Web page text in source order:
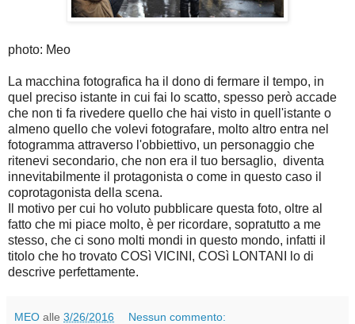
photo: Meo
La macchina fotografica ha il dono di fermare il tempo, in
quel preciso istante in cui fai lo scatto, spesso però accade
che non ti fa rivedere quello che hai visto in quell'istante o
almeno quello che volevi fotografare, molto altro entra nel
fotogramma attraverso l'obbiettivo, un personaggio che
ritenevi secondario, che non era il tuo bersaglio, diventa
innevitabilmente il protagonista o come in questo caso il
coprotagonista della scena.
Il motivo per cui ho voluto pubblicare questa foto, oltre al
fatto che mi piace molto, è per ricordare, sopratutto a me
stesso, che ci sono molti mondi in questo mondo, infatti il
titolo che ho trovato COSì VICINI, COSì LONTANI lo di
descrive perfettamente.
MEO alle 3/26/2016 Nessun commento: